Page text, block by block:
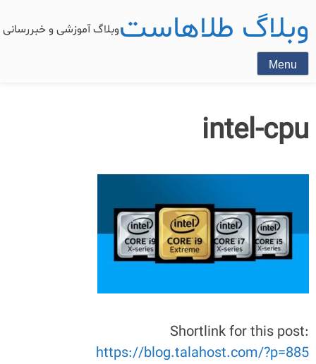
وبلاگ طلاهاستوبلاگ آموزشی و
Menu
intel-cpu
Shortlink for this post:
https://blog.talahost.com/?p=885